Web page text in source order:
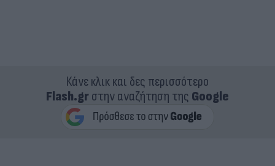
Κάνε κλικ και δες περισσότερο
Flash.grστην αναζήτηση της Google